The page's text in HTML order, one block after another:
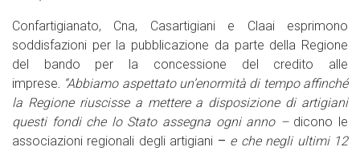
Confartigianato, Cna, Casartigiani e Claai esprimono
soddisfazioni per la pubblicazione da parte della Regione
del bando per la concessione del credito alle
imprese. “Abbiamo aspettato un’enormità di tempo affinché
la Regione riuscisse a mettere a disposizione di artigiani
questi fondi che lo Stato assegna ogni anno – dicono le
associazioni regionali degli artigiani – e che negli ultimi 12